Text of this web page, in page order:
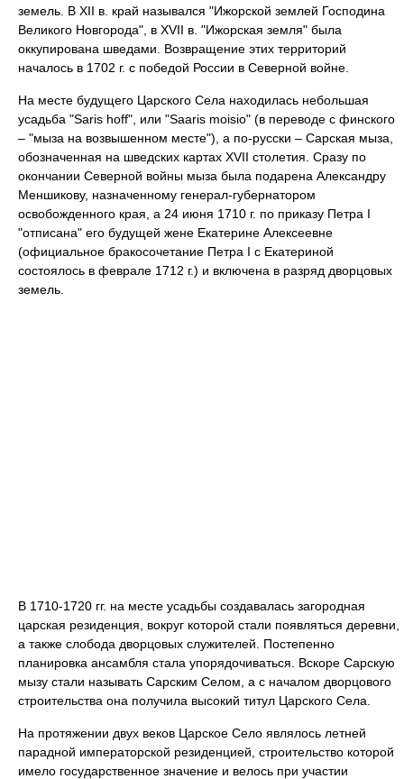
земель. В XII в. край назывался "Ижорской землей Господина
Великого Новгорода", в XVII в. "Ижорская земля" была
оккупирована шведами. Возвращение этих территорий
началось в 1702 г. с победой России в Северной войне.
На месте будущего Царского Села находилась небольшая
усадьба "Saris hoff", или "Saaris moisio" (в переводе с финского
– "мыза на возвышенном месте"), а по-русски – Сарская мыза,
обозначенная на шведских картах XVII столетия. Сразу по
окончании Северной войны мыза была подарена Александру
Меншикову, назначенному генерал-губернатором
освобожденного края, а 24 июня 1710 г. по приказу Петра I
"отписана" его будущей жене Екатерине Алексеевне
(официальное бракосочетание Петра I с Екатериной
состоялось в феврале 1712 г.) и включена в разряд дворцовых
земель.
В 1710-1720 гг. на месте усадьбы создавалась загородная
царская резиденция, вокруг которой стали появляться деревни,
а также слобода дворцовых служителей. Постепенно
планировка ансамбля стала упорядочиваться. Вскоре Сарскую
мызу стали называть Сарским Селом, а с началом дворцового
строительства она получила высокий титул Царского Села.
На протяжении двух веков Царское Село являлось летней
парадной императорской резиденцией, строительство которой
имело государственное значение и велось при участии